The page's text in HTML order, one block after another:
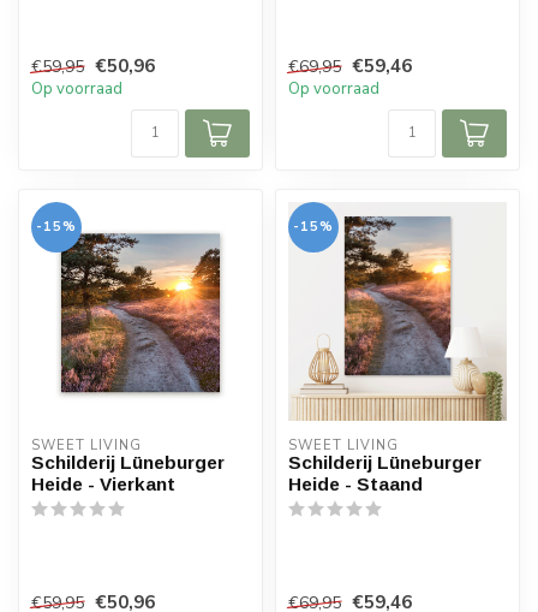
€59,95 €50,96
Op voorraad
€69,95 €59,46
Op voorraad
-15%
SWEET LIVING
Schilderij Lüneburger
Heide - Vierkant
€59,95 €50,96
-15%
SWEET LIVING
Schilderij Lüneburger
Heide - Staand
€69,95 €59,46